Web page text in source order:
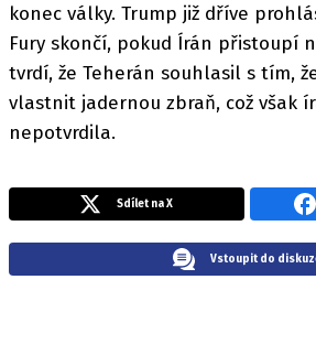
konec války. Trump již dříve
Fury skončí, pokud Írán přistoupí
tvrdí, že Teherán souhlasil s tím,
vlastnit jadernou zbraň, což však
nepotvrdila.
Sdílet na X
Vstoupit do